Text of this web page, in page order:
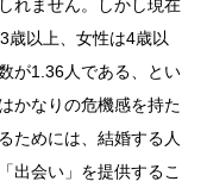
れません。しかし現在
歳以上、女性は4歳以
が1.36人である、とい
かなりの危機感を持た
ためには、結婚する人
出会い」を提供するこ